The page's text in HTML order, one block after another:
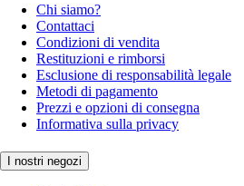
Chi siamo?
Contattaci
Condizioni di vendita
Restituzioni e rimborsi
Esclusione di responsabilità legale
Metodi di pagamento
Prezzi e opzioni di consegna
Informativa sulla privacy
I nostri negozi